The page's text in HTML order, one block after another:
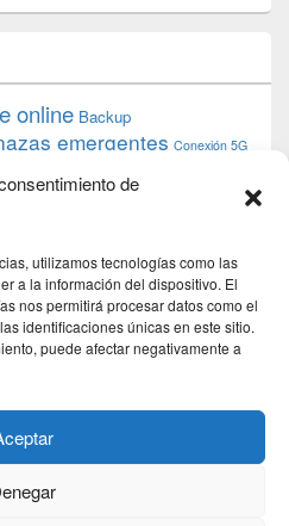
de
utilizamos tecnologías como las
a la información del dispositivo. El
nos permitirá procesar datos como el
identificaciones únicas en este sitio.
puede afectar negativamente a
online Backup
emergentes Conexión 5G
desarrollo web
iphone
raspberrypi
Web Sostenibilidad
torrent
server Windows